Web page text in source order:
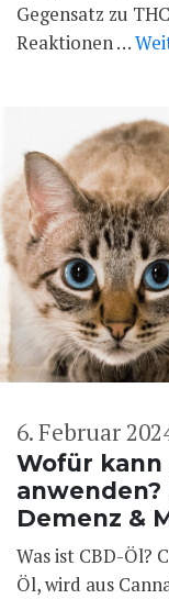
Gegensatz zu
Reaktionen …
Wofür kann
Demenz &
6. Februar
Was ist CBD-Öl?
Öl, wird aus